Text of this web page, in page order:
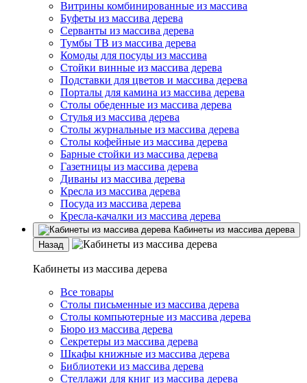
Витрины комбинированные из массива
Буфеты из массива дерева
Серванты из массива дерева
Тумбы ТВ из массива дерева
Комоды для посуды из массива
Стойки винные из массива дерева
Подставки для цветов и массива дерева
Порталы для камина из массива дерева
Столы обеденные из массива дерева
Стулья из массива дерева
Столы журнальные из массива дерева
Столы кофейные из массива дерева
Барные стойки из массива дерева
Газетницы из массива дерева
Диваны из массива дерева
Кресла из массива дерева
Посуда из массива дерева
Кресла-качалки из массива дерева
Кабинеты из массива дерева
Назад
Кабинеты из массива дерева
Все товары
Столы письменные из массива дерева
Столы компьютерные из массива дерева
Бюро из массива дерева
Секретеры из массива дерева
Шкафы книжные из массива дерева
Библиотеки из массива дерева
Стеллажи для книг из массива дерева